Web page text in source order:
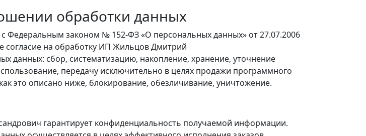
обработки данных
Федеральным законом № 152-ФЗ «О персональных данных» от 27.07.2006
согласие на обработку ИП Жильцов Дмитрий
данных: сбор, систематизацию, накопление, хранение, уточнение
передачу исключительно в целях продажи программного
это описано ниже, блокирование, обезличивание, уничтожение.
гарантирует конфиденциальность получаемой информации.